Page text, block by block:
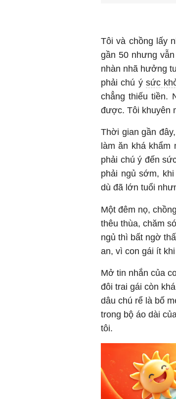
Tôi và chồng lấy
gần 50 nhưng
nhàn nhã hưởng
phải chú ý sức
chẳng thiếu tiền.
được. Tôi khuyên
Thời gian gần
làm ăn khá khẩm
phải chú ý đến
phải ngủ sớm,
dù đã lớn tuổi
Một đêm nọ,
thêu thùa, chăm
ngủ thì bất ngờ
an, vì con gái ít
Mở tin nhắn của
đôi trai gái còn
dâu chú rể là bố
trong bộ áo dài
tôi.